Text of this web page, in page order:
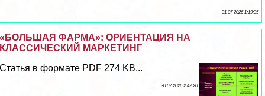
31 07 2026 1:19:35
«БОЛЬШАЯ ФАРМА»: ОРИЕНТАЦИЯ НА
КЛАССИЧЕСКИЙ МАРКЕТИНГ
Статья в формате PDF 274 KB...
30 07 2026 2:42:20